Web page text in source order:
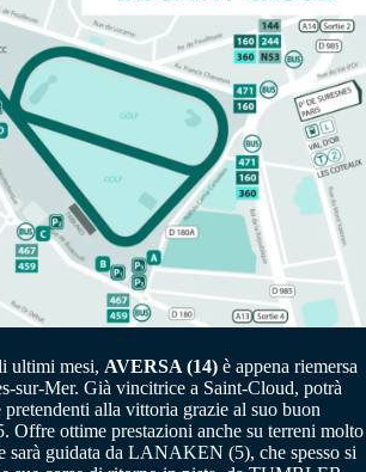
ultimi mesi, AVERSA (14) è appena riemersa
sur-Mer. Già vincitrice a Saint-Cloud, potrà
pretendenti alla vittoria grazie al suo buon
Offre ottime prestazioni anche su terreni molto
sarà guidata da LANAKEN (5), che spesso si